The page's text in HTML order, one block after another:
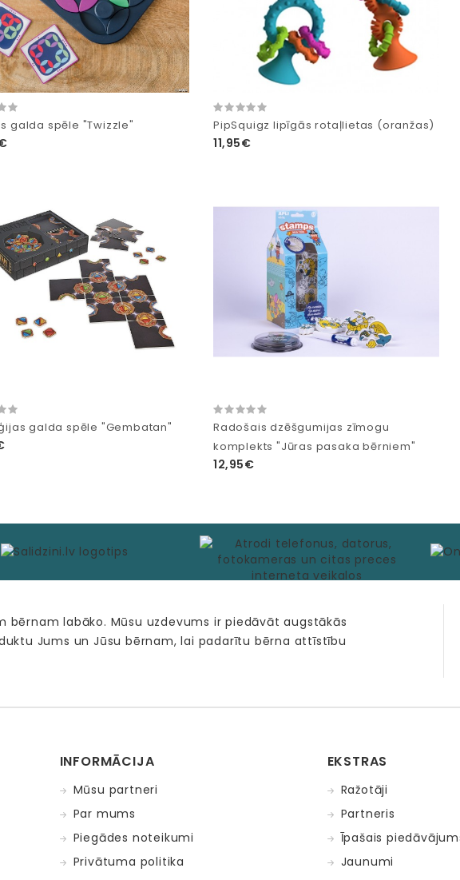
galda spēle "Twizzle" PipSquigz lipīgās rotaļlietas (oranžas)
11,95€
galda spēle "Gembatan"
Radošais dzēšgumijas zīmogu
komplekts "Jūras pasaka bērniem"
12,95€
bērnam labāko. Mūsu uzdevums ir piedāvāt augstākās
Jums un Jūsu bērnam, lai padarītu bērna attīstību
INFORMĀCIJA
Mūsu partneri
Par mums
Piegādes noteikumi
Privātuma politika
EKSTRAS
Ražotāji
Partneris
Īpašais
Jaunumi